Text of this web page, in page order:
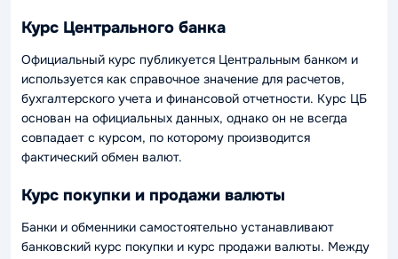
Курс Центрального банка
Официальный курс публикуется Центральным банком и
используется как справочное значение для расчетов,
бухгалтерского учета и финансовой отчетности. Курс ЦБ
основан на официальных данных, однако он не всегда
совпадает с курсом, по которому производится
фактический обмен валют.
Курс покупки и продажи валюты
Банки и обменники самостоятельно устанавливают
банковский курс покупки и курс продажи валюты. Между